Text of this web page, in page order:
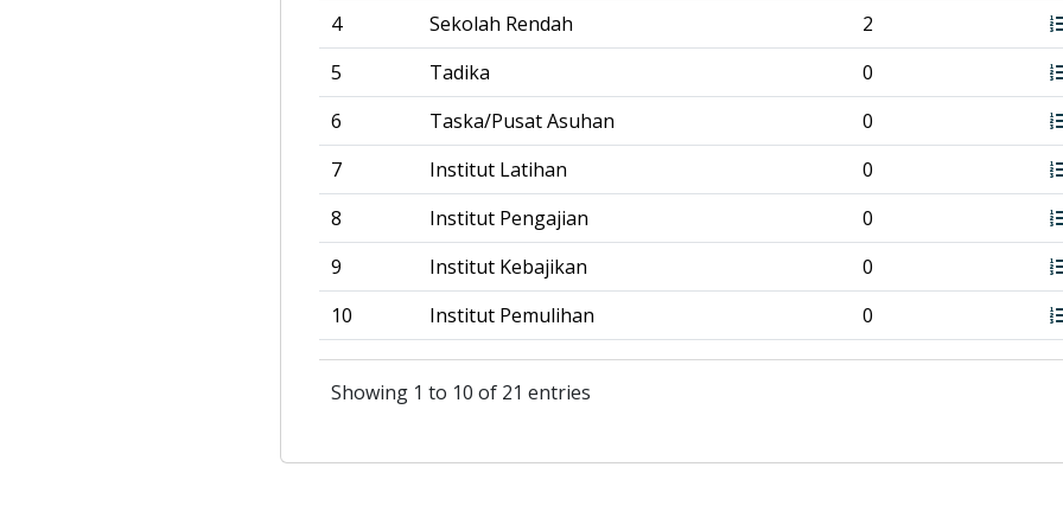
4
Sekolah Rendah
2
5
Tadika
0
6
Taska/Pusat Asuhan
0
7
Institut Latihan
0
8
Institut Pengajian
0
9
Institut Kebajikan
0
10
Institut Pemulihan 0
Showing 1 to 10 of 21 entries